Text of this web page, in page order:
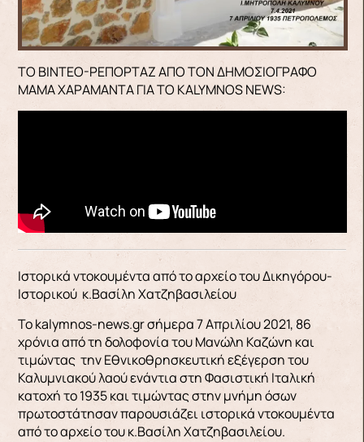
ΤΟ ΒΙΝΤΕΟ-ΡΕΠΟΡΤΑΖ ΑΠΟ ΤΟΝ ΔHΜΟΣΙΟΓΡΑΦΟ
ΜΑΜΑ ΧΑΡΑΜΑΝΤΑ ΓΙΑ ΤΟ KALYMNOS NEWS:
Ιστορικά ντοκουμέντα από το αρχείο του Δικηγόρου-
Ιστορικού κ.Βασίλη Χατζηβασιλείου
Το kalymnos-news.gr σήμερα 7 Απριλίου 2021, 86
χρόνια από τη δολοφονία του Μανώλη Καζώνη και
τιμώντας την Εθνικοθρησκευτική εξέγερση του
Καλυμνιακού λαού ενάντια στη Φασιστική Ιταλική
κατοχή το 1935 και τιμώντας στην μνήμη όσων
πρωτοστάτησαν παρουσιάζει ιστορικά ντοκουμέντα
από το αρχείο του κ.Βασίλη Χατζηβασιλείου.